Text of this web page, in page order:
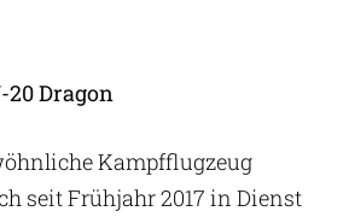
20 Dragon
Kampfflugzeug
seit Frühjahr 2017 in Dienst